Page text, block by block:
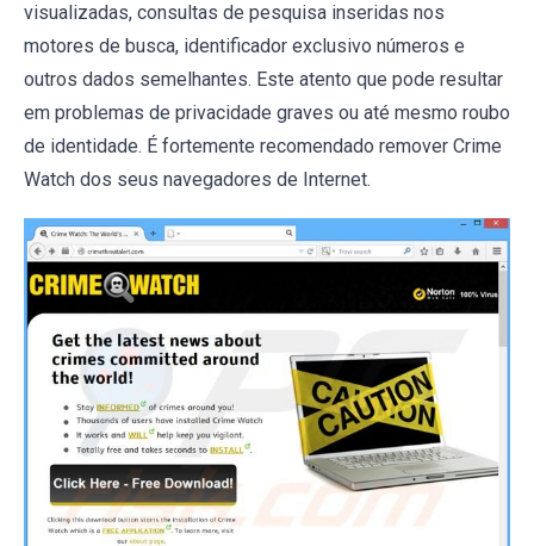
visualizadas, consultas de pesquisa inseridas nos
motores de busca, identificador exclusivo números e
outros dados semelhantes. Este atento que pode resultar
em problemas de privacidade graves ou até mesmo roubo
de identidade. É fortemente recomendado remover Crime
Watch dos seus navegadores de Internet.